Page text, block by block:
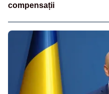
compensații